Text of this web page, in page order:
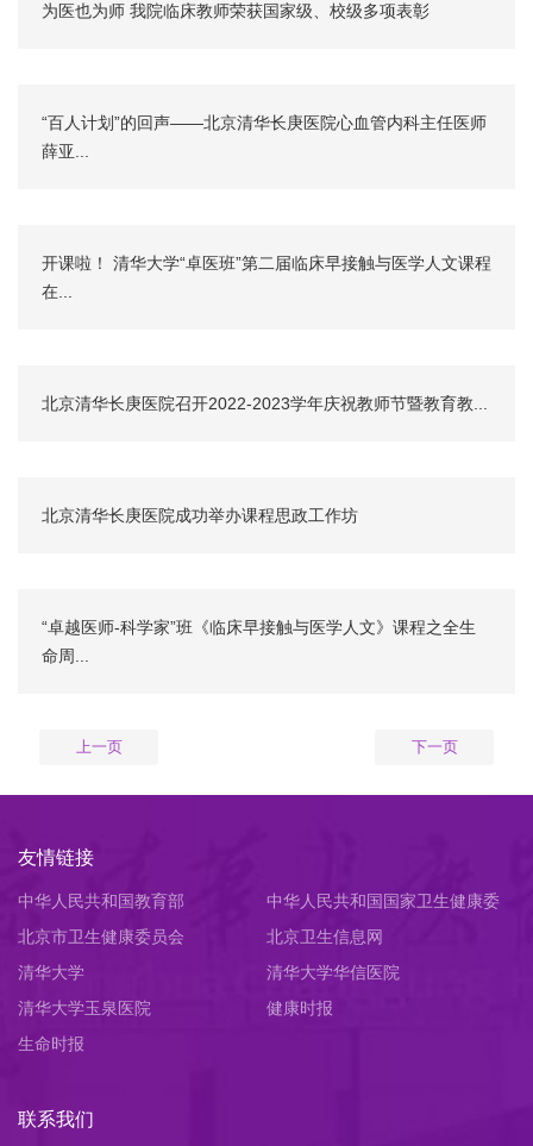
为医也为师 我院临床教师荣获国家级、校级多项表彰
“百人计划”的回声——北京清华长庚医院心血管内科主任医师
薛亚...
开课啦！ 清华大学“卓医班”第二届临床早接触与医学人文课程
在...
北京清华长庚医院召开2022-2023学年庆祝教师节暨教育教...
北京清华长庚医院成功举办课程思政工作坊
“卓越医师-科学家”班《临床早接触与医学人文》课程之全生
命周...
上一页 下一页
友情链接
中华人民共和国教育部
中华人民共和国国家卫生健康委
员会
北京市卫生健康委员会
北京卫生信息网
清华大学
清华大学华信医院
清华大学玉泉医院
健康时报
生命时报
联系我们